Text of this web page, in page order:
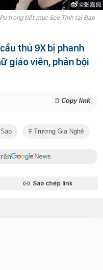
trong tiết mục See Tình tại Đạp
thủ 9X bị phanh
giáo viên, phản bội
Copy link
Trương Gia Nghê
Sao chép link